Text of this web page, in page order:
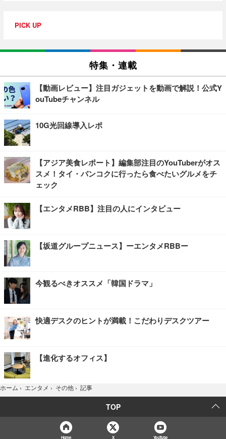
PICK UP
特集・連載
【動画レビュー】注目ガジェットを動画で解説！公式Y
ouTubeチャンネル
10G光回線導入レポ
【アジア美食レポート】編集部注目のYouTuberがオス
スメ！タイ・バンコクに行ったら食べたいグルメをチ
ェック
【エンタメRBB】注目の人にインタビュー
【坂道グループニュース】ーエンタメRBBー
今観るべきオススメ「韓国ドラマ」
快適デスクのヒントが満載！こだわりデスクツアー
【進化するオフィス】
ホーム › エンタメ › その他 › 記事
TOP
Home X YouTube